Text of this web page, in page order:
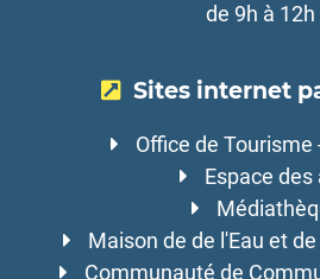
de 9h à 12h
Sites internet
Office de Tourisme
Espace des
Maison de de l'Eau et
Communauté de